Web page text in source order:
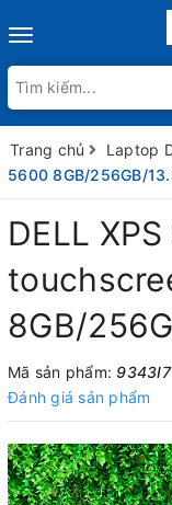
Toggle
Trang chủ Laptop
5600 8GB/256GB/
DELL
8GB/
Mã sản phẩm:9343I7
Đánh giá sản phẩm